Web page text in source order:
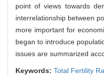
point of views towards
interrelationship between
more important for
began to introduce
issues are summarized
Keywords: Total Fertility